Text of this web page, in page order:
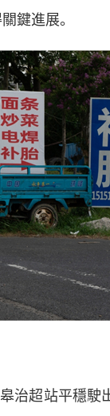
鍵進展。
超站平穩駛